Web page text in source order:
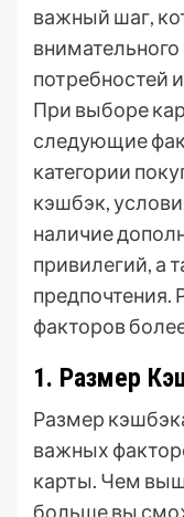
важный шаг,
потребностей
При выборе
следующие
категории
кэшбэк,
наличие
привилегий, а
факторов
1. Размер
Размер
важных
карты. Чем
больше вы